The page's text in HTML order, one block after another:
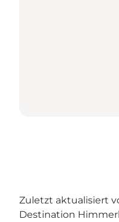
Zuletzt aktualisiert
Destination